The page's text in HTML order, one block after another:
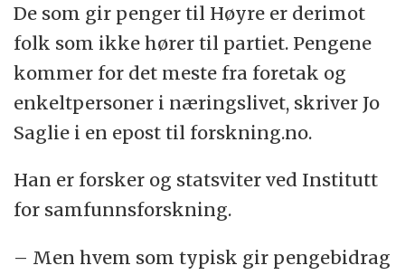
De som gir penger til Høyre er derimot
folk som ikke hører til partiet. Pengene
kommer for det meste fra foretak og
enkeltpersoner i næringslivet, skriver Jo
Saglie i en epost til forskning.no.
Han er forsker og statsviter ved Institutt
for samfunnsforskning.
– Men hvem som typisk gir pengebidrag